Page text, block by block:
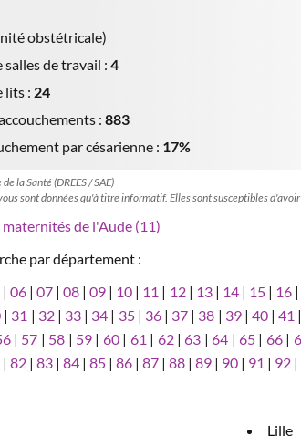
obstétricale)
salles de travail : 4
lits : 24
: 883
par césarienne : 17%
la Santé (DREES / SAE)
sont données qu'à titre informatif. Elles sont susceptibles
de l'Aude (11)
par département :
|06 |07 |08 |09 | 10 | 11 | 12| 13| 14| 15| 16|
| 31 | 32| 33| 34 | 35| 36| 37 | 38 | 39| 40|41 |
| 57 | 58 | 59 | 60| 61 | 62|63 |64 | 65| 66|
| 82 | 83 | 84 | 85 | 86 | 87 | 88 | 89 | 90 | 91 | 92 |
Lille